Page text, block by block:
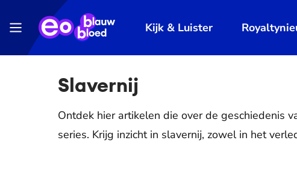
Kijk & Luister
Slavernij
Ontdek hier artikelen die over de geschiedenis
series. Krijg inzicht in slavernij, zowel in het